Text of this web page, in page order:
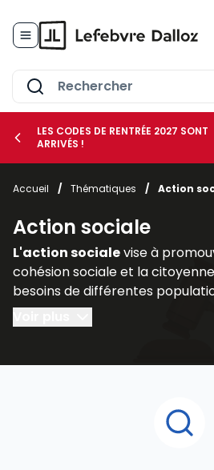
le sous-menu Vos métiers
le sous-menu Vos besoins
LES CODES DE RENTRÉE 2027 SONT
ARRIVÉS !
Accueil / Thématiques / Action
Action sociale
L'action socialevise à
cohésion sociale et la
besoins de différentes
handicapées, personnes âgées,
vulnérables).
Pour aider les professionnels
mieux remplir leurs missions,
accompagne avec une